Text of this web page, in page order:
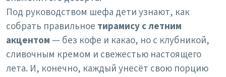
Под руководством шефа дети узнают, как
собрать правильное тирамису с летним
акцентом — без кофе и какао, но с клубникой,
сливочным кремом и свежестью настоящего
лета. И, конечно, каждый унесёт свою порцию